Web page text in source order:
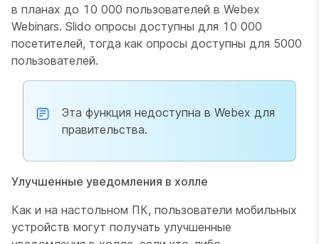
в планах до 10 000 пользователей в Webex
Webinars. Slido опросы доступны для 10 000
посетителей, тогда как опросы доступны для 5000
пользователей.
Эта функция недоступна в Webex для
правительства.
Улучшенные уведомления в холле
Как и на настольном ПК, пользователи мобильных
устройств могут получать улучшенные